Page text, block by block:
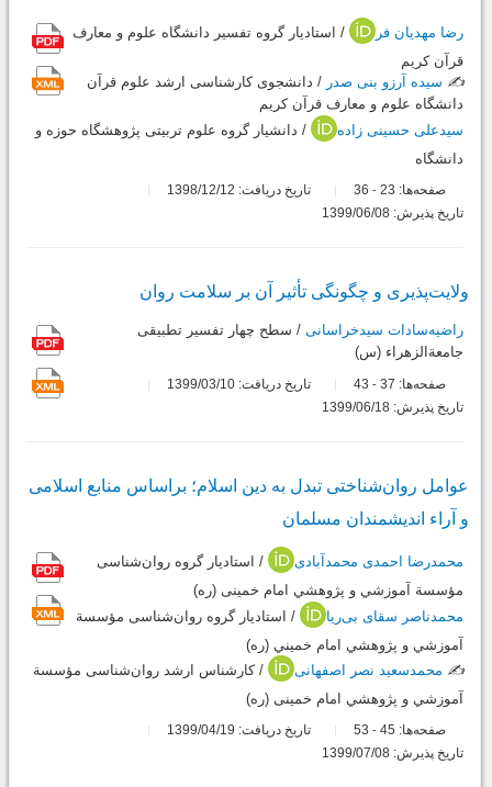
رضا مهدیان فر
/ استادیار گروه تفسیر دانشگاه علوم و معارف
قرآن کریم
✍️ سیده آرزو بنی صدر / دانشجوی کارشناسی ارشد علوم قرآن
دانشگاه علوم و معارف قرآن کریم
سیدعلی حسینی زاده
/ دانشیار گروه علوم تربیتی پژوهشگاه حوزه و
دانشگاه
صفحه‌ها: 23
-
تاریخ دریافت: 1398/12/12
تاریخ پذیرش: 1399/06/08
ولایت‌پذیری و چگونگی تأثیر آن بر سلامت روان
راضیه‌سادات سیدخراسانی / سطح چهار تفسیر تطبیقی
جامعة‌الزهراء (س)
صفحه‌ها: 37
-
تاریخ دریافت: 1399/03/10
تاریخ پذیرش: 1399/06/18
عوامل روان‌شناختی تبدل به دین اسلام؛ براساس منابع اسلامی
و آراء اندیشمندان مسلمان
محمدرضا احمدی محمدآبادی
/ استادیار گروه روان‌شناسی
مؤسسة آموزشي و پژوهشي امام خمینی (ره)
محمدناصر سقای بی‌ریا
/ استادیار گروه روان‌شناسی مؤسسة
آموزشي و پژوهشي امام خميني (ره)
✍️ محمدسعید نصر اصفهانی
/ کارشناس ارشد روان‌شناسی مؤسسة
آموزشي و پژوهشي امام خمینی (ره)
صفحه‌ها: 45
-
تاریخ دریافت: 1399/04/19
تاریخ پذیرش: 1399/07/08